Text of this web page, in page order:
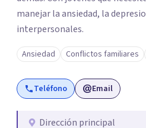
manejar la ansiedad, la
interpersonales.
Ansiedad Conflictos familiares
Teléfono Email
Dirección principal